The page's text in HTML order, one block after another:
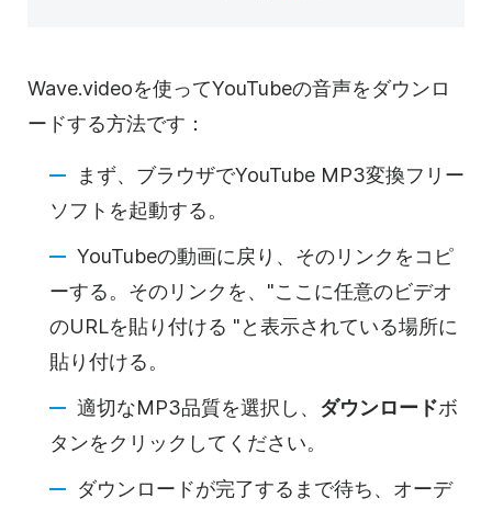
Wave.videoを使ってYouTubeの音声をダウンロ
ードする方法です：
まず、ブラウザでYouTube MP3変換フリー
ソフトを起動する。
YouTubeの動画に戻り、そのリンクをコピ
ーする。そのリンクを、"ここに任意のビデオ
のURLを貼り付ける "と表示されている場所に
貼り付ける。
適切なMP3品質を選択し、 ダウンロードボ
タンをクリックしてください。
ダウンロードが完了するまで待ち、オーデ